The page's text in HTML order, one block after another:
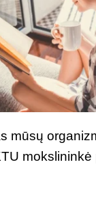
mūsų
mokslininkė